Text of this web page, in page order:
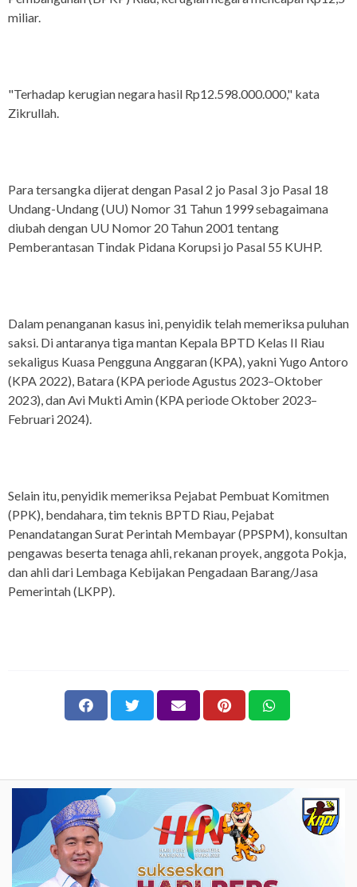
miliar.
"Terhadap kerugian negara hasil Rp12.598.000.000," kata
Zikrullah.
Para tersangka dijerat dengan Pasal 2 jo Pasal 3 jo Pasal 18
Undang-Undang (UU) Nomor 31 Tahun 1999 sebagaimana
diubah dengan UU Nomor 20 Tahun 2001 tentang
Pemberantasan Tindak Pidana Korupsi jo Pasal 55 KUHP.
Dalam penanganan kasus ini, penyidik telah memeriksa puluhan
saksi. Di antaranya tiga mantan Kepala BPTD Kelas II Riau
sekaligus Kuasa Pengguna Anggaran (KPA), yakni Yugo Antoro
(KPA 2022), Batara (KPA periode Agustus 2023–Oktober
2023), dan Avi Mukti Amin (KPA periode Oktober 2023–
Februari 2024).
Selain itu, penyidik memeriksa Pejabat Pembuat Komitmen
(PPK), bendahara, tim teknis BPTD Riau, Pejabat
Penandatangan Surat Perintah Membayar (PPSPM), konsultan
pengawas beserta tenaga ahli, rekanan proyek, anggota Pokja,
dan ahli dari Lembaga Kebijakan Pengadaan Barang/Jasa
Pemerintah (LKPP).